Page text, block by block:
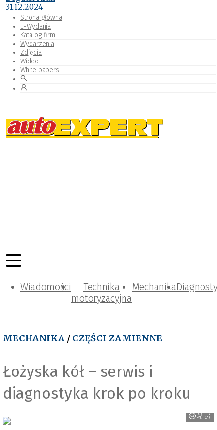
Strona główna
E-Wydania
Katalog firm
Wydarzenia
Zdjęcia
Wideo
White papers
Wiadomości
Technika
motoryzacyjna
Mechanika
MECHANIKA / CZĘŚCI ZAMIENNE
Łożyska kół – serwis i
diagnostyka krok po kroku
A
d
o
b
e
S
t
o
c
k
_
J
e
v
g
e
n
y
i
31.12.2024